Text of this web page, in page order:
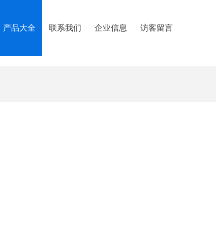
产品大全 联系我们 企业信息 访客留言